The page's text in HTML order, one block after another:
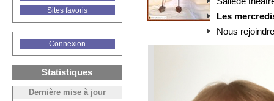
Les
Nous
Sites favoris
Connexion
Statistiques
Dernière mise à jour